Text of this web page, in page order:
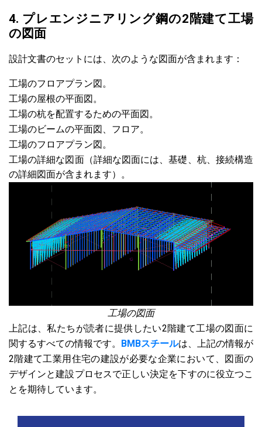
4. プレエンジニアリング鋼の2階建て工場
の図面
設計文書のセットには、次のような図面が含まれます：
工場のフロアプラン図。
工場の屋根の平面図。
工場の杭を配置するための平面図。
工場のビームの平面図、フロア。
工場のフロアプラン図。
工場の詳細な図面（詳細な図面には、基礎、杭、接続構造
の詳細図面が含まれます）。
工場の図面
上記は、私たちが読者に提供したい2階建て工場の図面に
関するすべての情報です。 BMBスチールは、上記の情報が
2階建て工業用住宅の建設が必要な企業において、図面の
デザインと建設プロセスで正しい決定を下すのに役立つこ
とを期待しています。